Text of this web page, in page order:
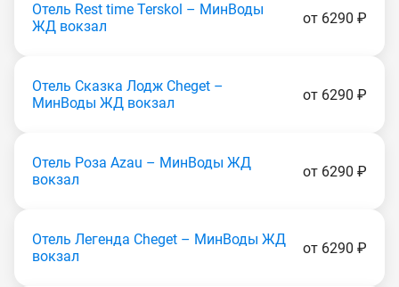
Отель Rest time Теrskоl – МинВоды
ЖД вокзал
от 6290 ₽
Отель Сказка Лодж Сhеgеt –
МинВоды ЖД вокзал
от 6290 ₽
Отель Роза Аzаu – МинВоды ЖД
вокзал
от 6290 ₽
Отель Легенда Сhеgеt – МинВоды ЖД
вокзал
от 6290 ₽